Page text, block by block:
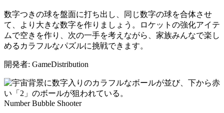
数字つきの球を盤面に打ち出し、同じ数字の球を合体させ
て、より大きな数字を作りましょう。ロケットの強化アイテ
ムで空きを作り、次の一手を考えながら、家族みんなで楽し
めるカラフルなパズルに挑戦できます。
開発者: GameDistribution
Number Bubble Shooter